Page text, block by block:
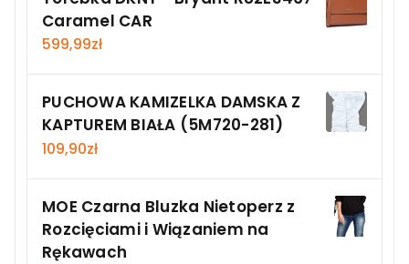
Caramel CAR
599,99zł
PUCHOWA KAMIZELKA DAMSKA Z
KAPTUREM BIAŁA (5M720-281)
109,90zł
MOE Czarna Bluzka Nietoperz z
Rozcięciami i Wiązaniem na
Rękawach